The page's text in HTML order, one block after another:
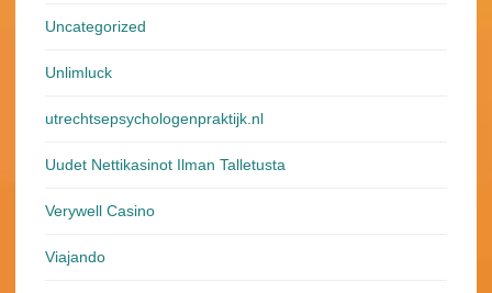
Uncategorized
Unlimluck
utrechtsepsychologenpraktijk.nl
Uudet Nettikasinot Ilman Talletusta
Verywell Casino
Viajando